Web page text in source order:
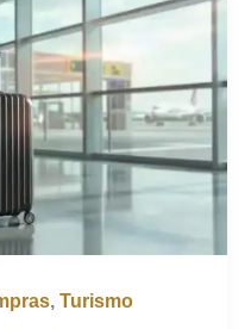
, Turismo